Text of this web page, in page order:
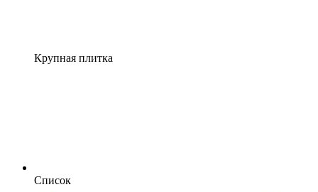
Крупная плитка
Список